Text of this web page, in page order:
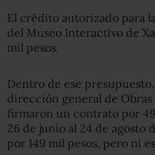
El crédito autorizado para
del Museo Interactivo de
mil pesos.
Dentro de ese
dirección general de
firmaron un contrato por
26 de junio al 24 de agosto
por 149 mil pesos, pero ni